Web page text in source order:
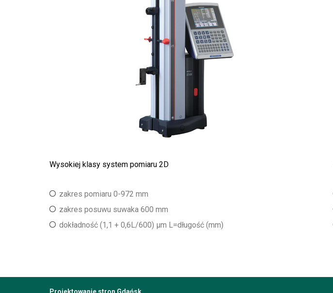
Wysokiej klasy system pomiaru 2D
zakres pomiaru 0-972 mm
zakres posuwu suwaka 600 mm
dokładność (1,1 + 0,6L/600) μm L=długość (mm)